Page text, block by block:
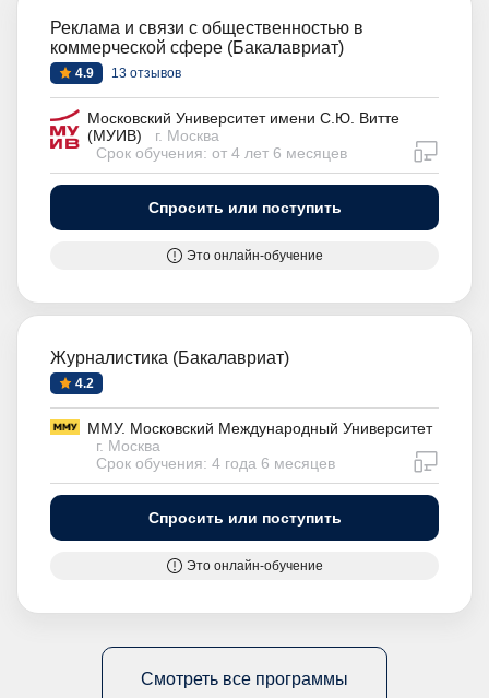
Реклама и связи с общественностью в
коммерческой сфере (Бакалавриат)
4.9 13 отзывов
Московский Университет имени С.Ю. Витте
(МУИВ)
г. Москва
Срок обучения: от 4 лет 6 месяцев
Спросить или поступить
Это онлайн-обучение
Журналистика (Бакалавриат)
4.2
ММУ. Московский Международный Университет
г. Москва
Срок обучения: 4 года 6 месяцев
Спросить или поступить
Это онлайн-обучение
Смотреть все программы